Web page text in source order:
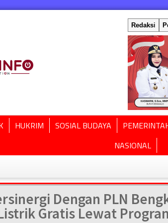
Redaksi
HUKRIM SOSIAL BUDAYA
NASIONAL
Dengan PLN
Gratis Lewat